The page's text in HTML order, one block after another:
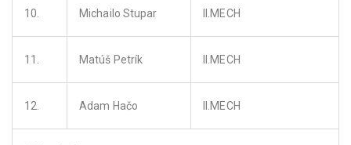
10. Michailo Stupar II.MECH
11. Matúš Petrík II.MECH
12. Adam Hačo II.MECH